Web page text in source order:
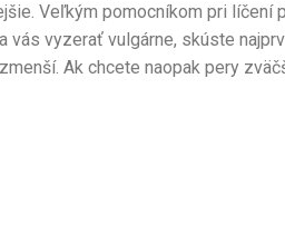
Veľkým pomocníkom pri líčení
vás vyzerať vulgárne, skúste
Ak chcete naopak pery